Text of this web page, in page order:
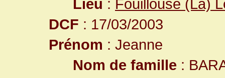
Lieu : Fouillouse (La)
DCF : 17/03/2003
Prénom : Jeanne
Nom de famille :